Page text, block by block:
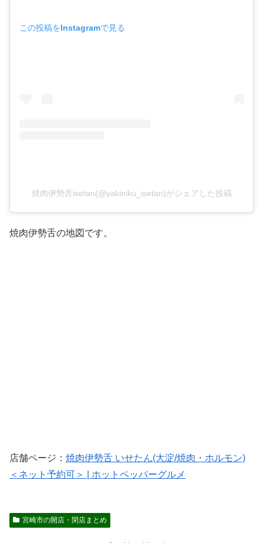
この投稿をInstagramで見る
焼肉伊勢舌isetan(@yakiniku_isetan)がシェアした投稿
焼肉伊勢舌の地図です。
店舗ページ： 焼肉伊勢舌 いせたん(大淀/焼肉・ホルモン)
＜ネット予約可＞ | ホットペッパーグルメ
宮崎市の開店・閉店まとめ